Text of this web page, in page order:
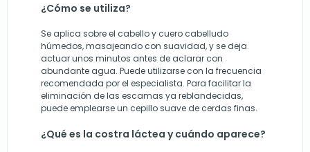
¿Cómo se utiliza?
Se aplica sobre el cabello y cuero cabelludo
húmedos, masajeando con suavidad, y se deja
actuar unos minutos antes de aclarar con
abundante agua. Puede utilizarse con la frecuencia
recomendada por el especialista. Para facilitar la
eliminación de las escamas ya reblandecidas,
puede emplearse un cepillo suave de cerdas finas.
¿Qué es la costra láctea y cuándo aparece?